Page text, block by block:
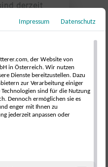
derzeit
nutzen zu
akzeptieren SieTür:
Plissee
Schlotterer bei den
auch auf die Plissee-
kann eingesetzt
für einen Dreh- oder
bis 9 Quadratmeter. Das
Impressum Datenschutz
der Website von
in Österreich. Wir nutzen
Dienste bereitzustellen. Dazu
zur Verarbeitung einiger
sind für die Nutzung
Dennoch ermöglichen sie es
enger mit Ihnen zu
jederzeit anpassen oder